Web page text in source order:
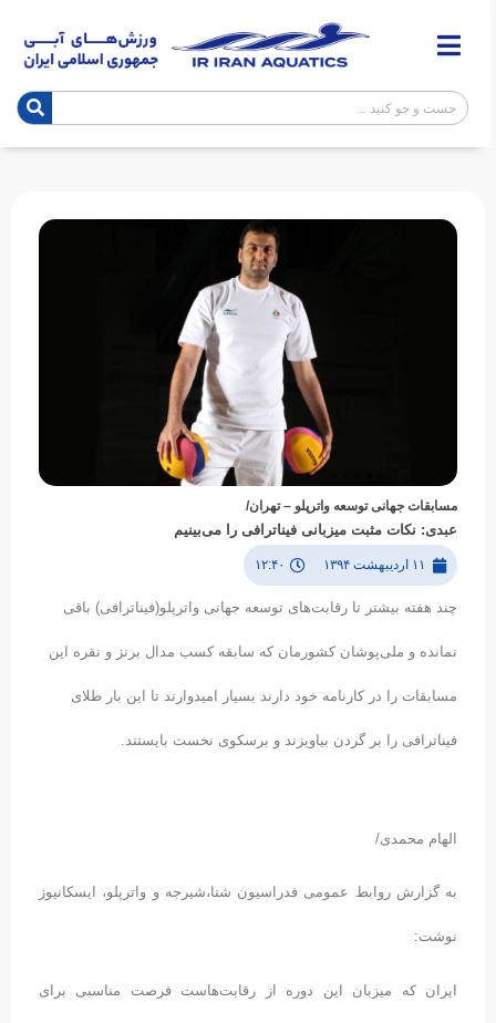
مسابقات جهانی توسعه واترپلو – تهران/
عبدی: نکات مثبت میزبانی فیناترافی را می‌بینیم
۱۱ اردیبهشت ۱۳۹۴ ۱۲:۴۰
چند هفته بیشتر تا رقابت‌های توسعه جهانی واترپلو(فیناترافی) باقی‌
نمانده و ملی‌پوشان کشورمان که سابقه کسب مدال برنز و نقره این
مسابقات را در کارنامه خود دارند بسیار امیدوارند تا این بار طلای
فیناترافی را بر گردن بیاویزند و برسکوی نخست بایستند.
الهام محمدی/
به گزارش روابط عمومی فدراسیون شنا،شیرجه و واترپلو، ایسکانیوز
نوشت:
ایران که میزبان این دوره از رقابت‌هاست فرصت مناسبی برای